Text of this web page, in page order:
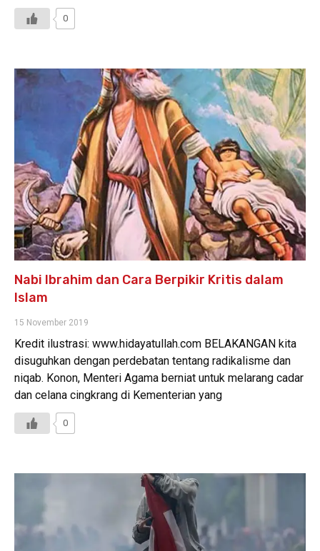
0
Nabi Ibrahim dan Cara Berpikir Kritis dalam
Islam
15 November 2019
Kredit ilustrasi: www.hidayatullah.com BELAKANGAN kita
disuguhkan dengan perdebatan tentang radikalisme dan
niqab. Konon, Menteri Agama berniat untuk melarang cadar
dan celana cingkrang di Kementerian yang
0